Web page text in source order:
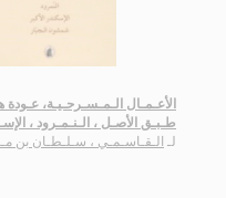
الأعـمـال الـمـسـرحـيـة، عـودة
طـبـق الأصـل ، الـنـمـرود ،
لـ الـقـاسـمـي ، سـلـطـان بن